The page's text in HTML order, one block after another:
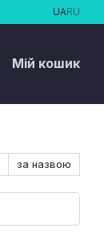
UARU
Мій кошик
за назвою